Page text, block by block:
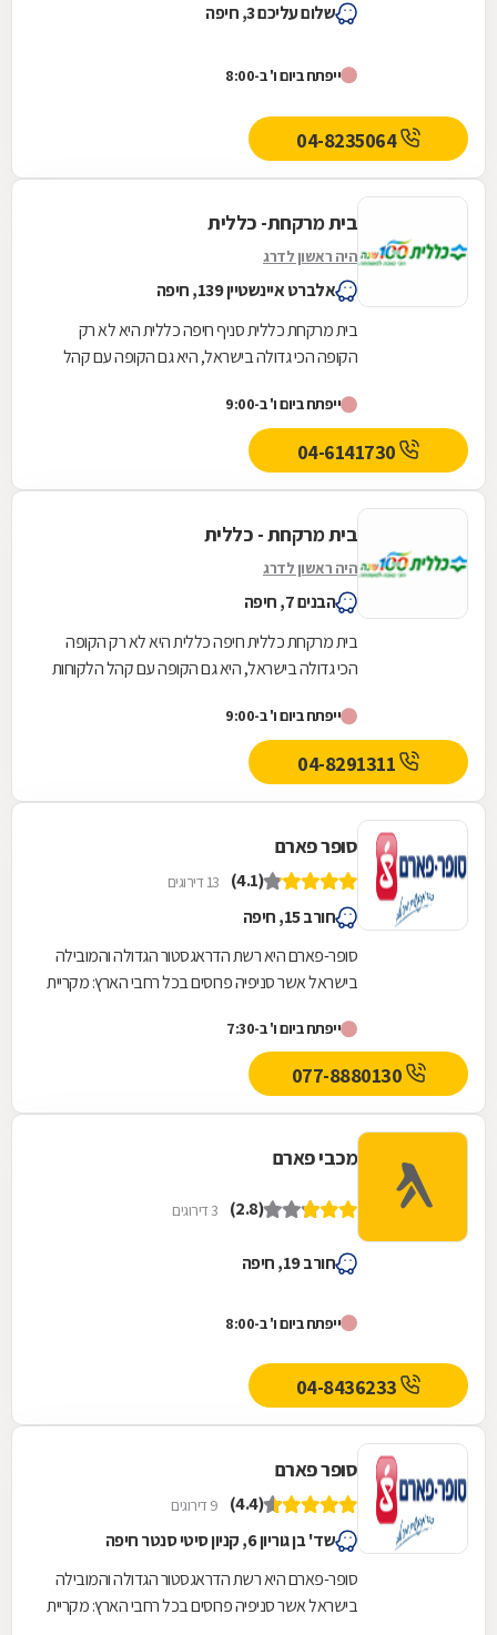
שלום עליכם 3, חיפה
ייפתח ביום ו' ב-8:00
04-8235064
בית מרקחת- כללית
היה ראשון לדרג
אלברט איינשטיין 139, חיפה
בית מרקחת כללית סניף חיפה כללית היא לא רק
הקופה הכי גדולה בישראל, היא גם הקופה עם קהל
גאים לתת...
ייפתח ביום ו' ב-9:00
04-6141730
בית מרקחת - כללית
היה ראשון לדרג
הבנים 7, חיפה
בית מרקחת כללית חיפה כללית היא לא רק הקופה
הכי גדולה בישראל, היא גם הקופה עם קהל הלקוחות
שירות...
ייפתח ביום ו' ב-9:00
סופר פארם
(4.1) 13 דירוגים
חורב 15, חיפה
סופר-פארם היא רשת הדראגסטור הגדולה והמובילה
בישראל אשר סניפיה פרוסים בכל רחבי הארץ: מקריית
ייפתח ביום ו' ב-7:30
מכבי פארם
(2.8) 3 דירוגים
חורב 19, חיפה
ייפתח ביום ו' ב-8:00
04-8436233
סופר פארם
(4.4) 9 דירוגים
שד' בן גוריון 6, קניון סיטי סנטר חיפה
סופר-פארם היא רשת הדראגסטור הגדולה והמובילה
בישראל אשר סניפיה פרוסים בכל רחבי הארץ: מקריית